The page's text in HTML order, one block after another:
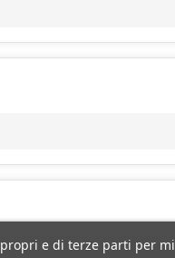
propri e di terze parti per